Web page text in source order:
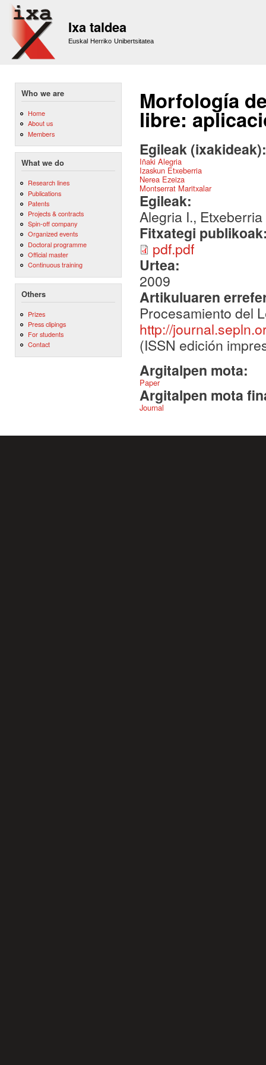
Ixa taldea
Euskal Herriko Unibertsitatea
Who we are
Home
About us
Members
What we do
Research lines
Publications
Patents
Projects & contracts
Spin-off company
Organized events
Doctoral programme
Official master
Continuous training
Others
Prizes
Press clipings
For students
Contact
Morfología
libre:
Egileak
Iñaki Alegria
Izaskun Etxeberria
Nerea Ezeiza
Montserrat Maritxalar
Egileak:
Alegria I.,
Fitxategi
pdf.pdf
Urtea:
2009
Artikuluaren
Procesamiento del
http://
(ISSN edición
Argitalpen mota:
Paper
Argitalpen mota
Journal